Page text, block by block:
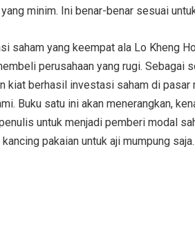
minim. Ini benar-benar sesuai
saham yang keempat ala Lo Kheng
perusahaan yang rugi.
kiat berhasil investasi saham di
Buku satu ini akan menerangkan,
untuk menjadi pemberi modal
pakaian untuk aji mumpung saja.